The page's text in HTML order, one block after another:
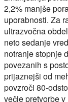
2,2% manjše
uporabnosti. Za
ultrazvočna
neto sedanje
notranje stopnje
povezanih s
prijaznejši od
povzroči 80-
večje pretvorbe